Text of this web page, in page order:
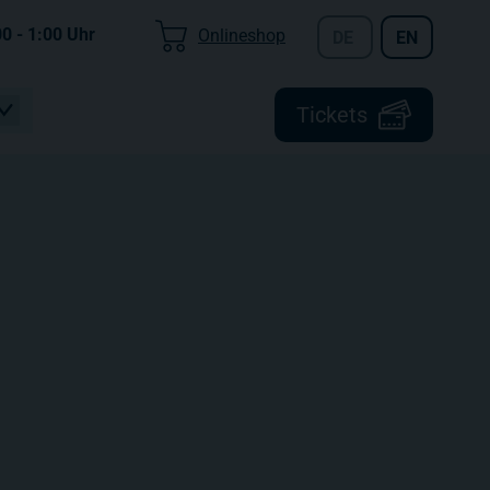
Tickets
- 1:00 Uhr Onlineshop EN